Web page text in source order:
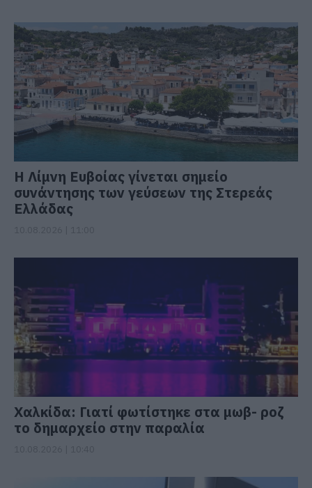
Η Λίμνη Ευβοίας γίνεται σημείο
συνάντησης των γεύσεων της Στερεάς
Ελλάδας
Χαλκίδα: Γιατί φωτίστηκε στα μωβ- ροζ
το δημαρχείο στην παραλία